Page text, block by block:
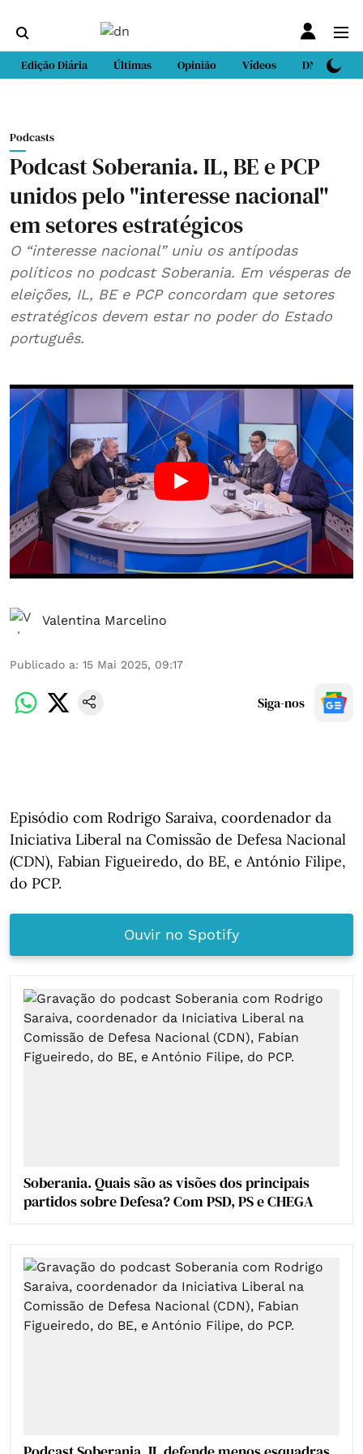
Edição Diária Últimas Opinião Vídeos DN Sport
Podcasts
Podcast Soberania. IL, BE e PCP
unidos pelo "interesse nacional"
em setores estratégicos
O “interesse nacional” uniu os antípodas
políticos no podcast Soberania. Em vésperas de
eleições, IL, BE e PCP concordam que setores
estratégicos devem estar no poder do Estado
português.
Valentina Marcelino
Publicado a: 15 Mai 2025, 09:17
Siga-nos
Episódio com Rodrigo Saraiva, coordenador da
Iniciativa Liberal na Comissão de Defesa Nacional
(CDN), Fabian Figueiredo, do BE, e António Filipe,
do PCP.
Ouvir no Spotify
Soberania. Quais são as visões dos principais
partidos sobre Defesa? Com PSD, PS e CHEGA